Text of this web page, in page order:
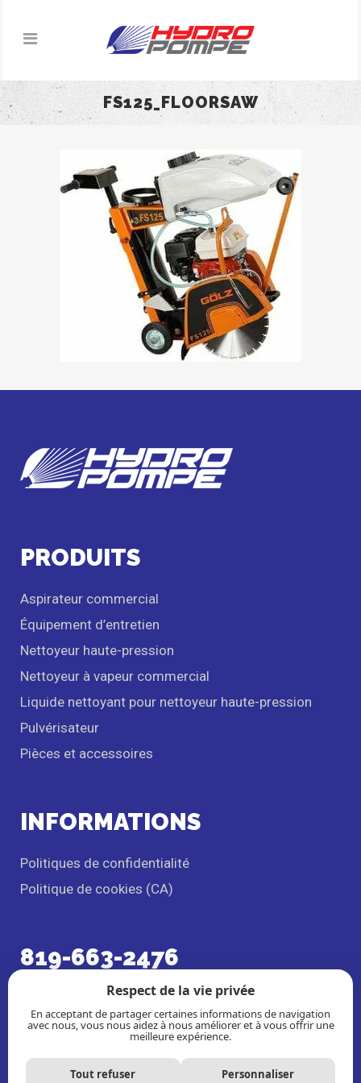
FS125_FLOORSAW
PRODUITS
Aspirateur commercial
Équipement d’entretien
Nettoyeur haute-pression
Nettoyeur à vapeur commercial
Liquide nettoyant pour nettoyeur haute-pression
Pulvérisateur
Pièces et accessoires
INFORMATIONS
Politiques de confidentialité
Politique de cookies (CA)
819-663-2476
J8P 1H6
Respect de la vie privée
En acceptant de partager certaines informations de navigation
avec nous, vous nous aidez à nous améliorer et à vous offrir une
meilleure expérience.
Tout refuser Personnaliser